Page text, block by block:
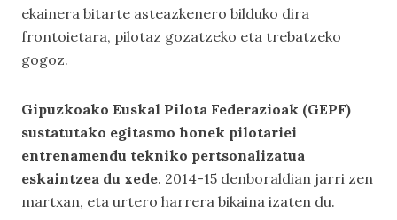
ekainera bitarte asteazkenero bilduko dira
frontoietara, pilotaz gozatzeko eta trebatzeko
gogoz.
Gipuzkoako Euskal Pilota Federazioak (GEPF)
sustatutako egitasmo honek pilotariei
entrenamendu tekniko pertsonalizatua
eskaintzea du xede. 2014-15 denboraldian jarri zen
martxan, eta urtero harrera bikaina izaten du.